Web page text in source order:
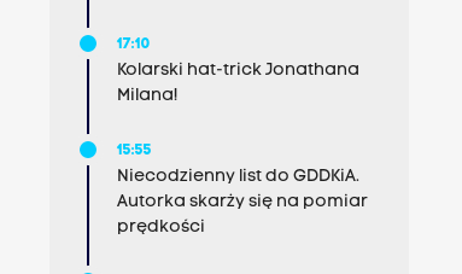
17:10
Kolarski hat-trick Jonathana
Milana!
15:55
Niecodzienny list do GDDKiA.
Autorka skarży się na pomiar
prędkości